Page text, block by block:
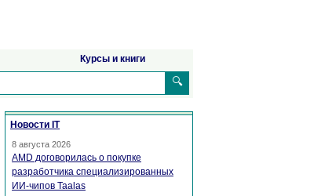
Курсы и книги
🔍
Новости IT
8 августа 2026
AMD договорилась о покупке
разработчика специализированных
ИИ-чипов Taalas